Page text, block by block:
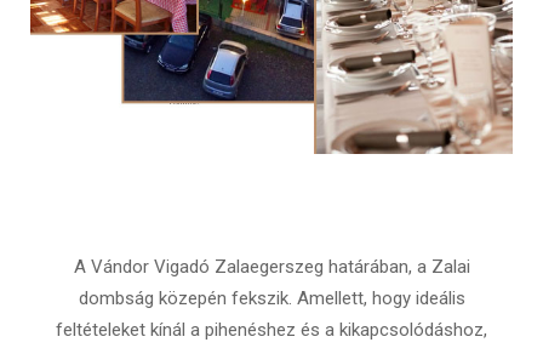
A Vándor Vigadó Zalaegerszeg határában, a Zalai
dombság közepén fekszik. Amellett, hogy ideális
feltételeket kínál a pihenéshez és a kikapcsolódáshoz,